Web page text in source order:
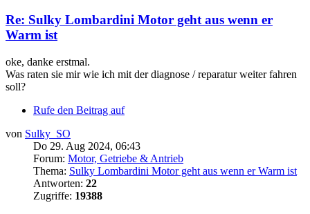
Re: Sulky Lombardini Motor geht aus wenn er
Warm ist
oke, danke erstmal.
Was raten sie mir wie ich mit der diagnose / reparatur weiter fahren
soll?
Rufe den Beitrag auf
von Sulky_SO
Do 29. Aug 2024, 06:43
Forum: Motor, Getriebe & Antrieb
Thema: Sulky Lombardini Motor geht aus wenn er Warm ist
Antworten: 22
Zugriffe: 19388